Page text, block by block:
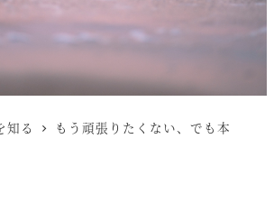
知る
もう頑張りたくない、でも本